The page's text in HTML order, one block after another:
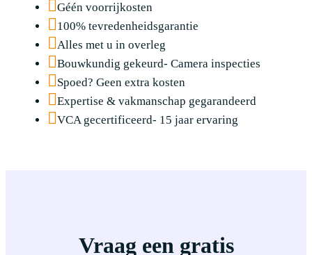
Géén voorrijkosten
100% tevredenheidsgarantie
Alles met u in overleg
Bouwkundig gekeurd- Camera inspecties
Spoed? Geen extra kosten
Expertise & vakmanschap gegarandeerd
VCA gecertificeerd- 15 jaar ervaring
Vraag een gratis